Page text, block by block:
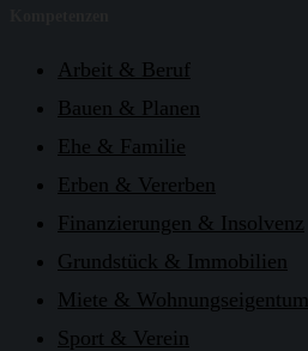
Arbeit & Beruf
Bauen & Planen
Ehe & Familie
Erben & Vererben
Finanzierungen & Insolvenz
Grundstück & Immobilien
Miete & Wohnungseigentum
Sport & Verein